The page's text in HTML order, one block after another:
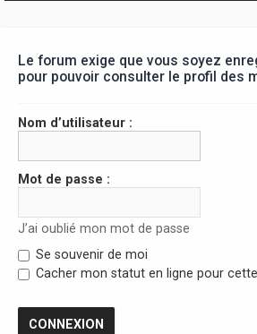
Le forum exige que vous soyez
pour pouvoir consulter le profil des
Nom d’utilisateur :
Mot de passe :
J’ai oublié mon mot de passe
Se souvenir de moi
Cacher mon statut en ligne pour